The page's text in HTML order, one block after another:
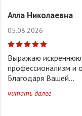
Алла Николаевна
05.08.2026
Выражаю искреннюю
профессионализм и
Благодаря Вашей...
читать далее